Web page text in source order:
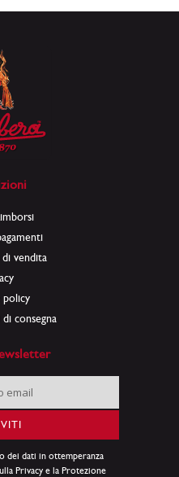
vendita
consegna
dei dati in ottemperanza
Privacy e la Protezione